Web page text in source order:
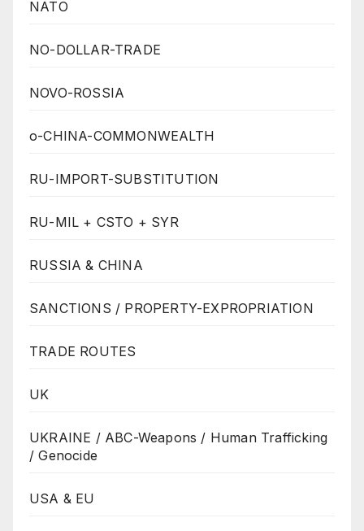
NATO
NO-DOLLAR-TRADE
NOVO-ROSSIA
o-CHINA-COMMONWEALTH
RU-IMPORT-SUBSTITUTION
RU-MIL + CSTO + SYR
RUSSIA & CHINA
SANCTIONS / PROPERTY-EXPROPRIATION
TRADE ROUTES
UK
UKRAINE / ABC-Weapons / Human Trafficking
/ Genocide
USA & EU